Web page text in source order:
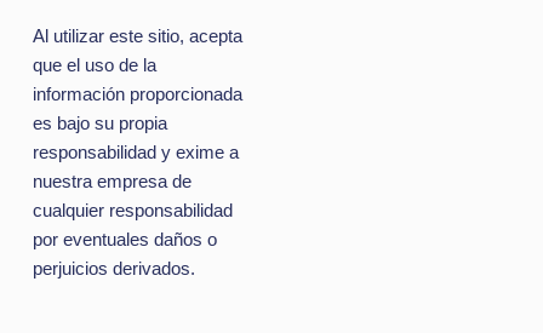
Al utilizar este sitio, acepta
que el uso de la
información proporcionada
es bajo su propia
responsabilidad y exime a
nuestra empresa de
cualquier responsabilidad
por eventuales daños o
perjuicios derivados.